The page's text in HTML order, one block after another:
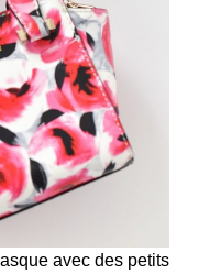
avec des petits